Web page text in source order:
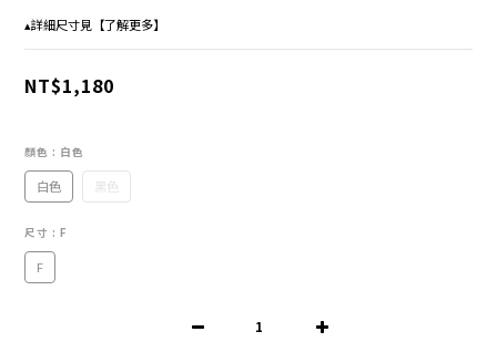
▴詳細尺寸見【了解更多】
NT$1,180
顏色 : 白色
白色 黑色
尺寸 : F
F